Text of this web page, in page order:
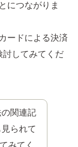
につながりま
ードによる決済
討してみてくだ
関連記
られて